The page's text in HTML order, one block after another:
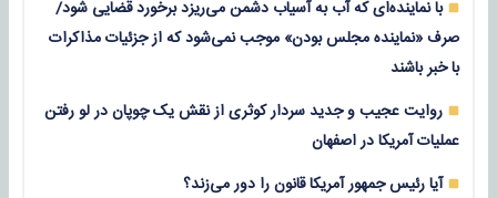
با نماینده‌ای که آب به آسیاب دشمن می‌ریزد برخورد قضایی شود/
صرف «نماینده مجلس بودن» موجب نمی‌شود که از جزئیات مذاکرات
با خبر باشند
روایت عجیب و جدید سردار کوثری از نقش یک چوپان در لو رفتن
عملیات آمریکا در اصفهان
آیا رئیس جمهور آمریکا قانون را دور می‌زند؟